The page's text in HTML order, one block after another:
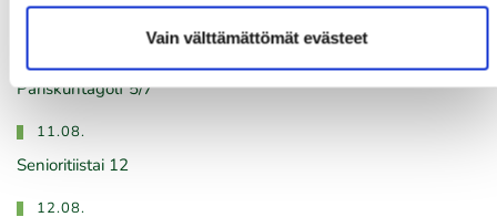
Vain välttämättömät evästeet
Green Card kurssi Ma 10.8. klo 17-21
Pariskuntagolf 5/7
11.08.
Senioritiistai 12
12.08.